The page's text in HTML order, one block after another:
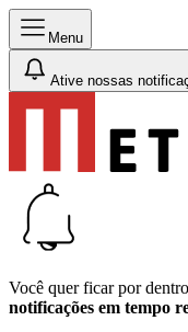
Menu
Ative nossas
Você quer ficar por
notificações em tempo